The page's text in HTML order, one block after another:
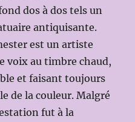
dos à dos tels un
antiquisante.
est un artiste
voix au timbre chaud,
et faisant toujours
de la couleur. Malgré
fut à la